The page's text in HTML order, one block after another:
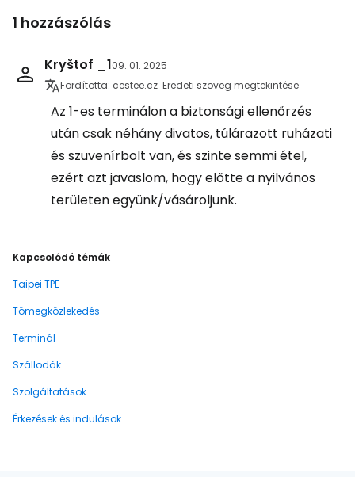
1 hozzászólás
Kryštof _109. 01. 2025
Fordította: cestee.cz Eredeti szöveg megtekintése
Az 1-es terminálon a biztonsági ellenőrzés
után csak néhány divatos, túlárazott ruházati
és szuvenírbolt van, és szinte semmi étel,
ezért azt javaslom, hogy előtte a nyilvános
területen együnk/vásároljunk.
Kapcsolódó témák
Taipei TPE
Tömegközlekedés
Terminál
Szállodák
Szolgáltatások
Érkezések és indulások